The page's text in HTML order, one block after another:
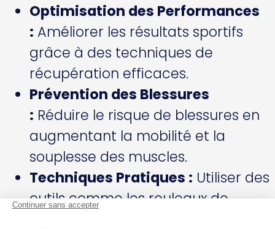
Optimisation des Performances
: Améliorer les résultats sportifs
grâce à des techniques de
récupération efficaces.
Prévention des Blessures
: Réduire le risque de blessures en
augmentant la mobilité et la
souplesse des muscles.
Techniques Pratiques : Utiliser des
outils comme les rouleaux de